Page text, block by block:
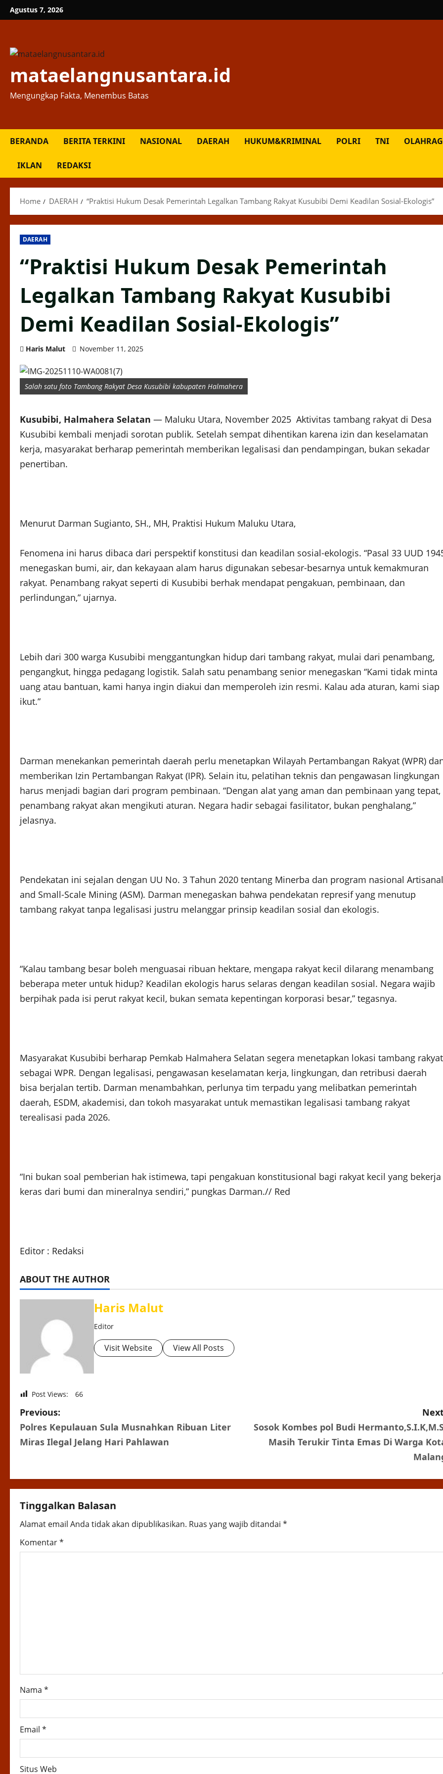
Skip
to
Agustus 7, 2026
mataelangnusantara.id
Mengungkap Fakta, Menembus Batas
BERANDA BERITA TERKINI NASIONAL DAERAH HUKUM&KRIMINAL POLRI TNI
IKLAN REDAKSI
Home DAERAH “Praktisi Hukum Desak Pemerintah Legalkan Tambang Rakyat Kusubibi Demi Keadilan Sosial-Ekologis”
DAERAH
“Praktisi Hukum Desak Pemerintah
Legalkan Tambang Rakyat Kusubibi
Demi Keadilan Sosial-Ekologis”
Haris Malut November 11, 2025
Salah satu foto Tambang Rakyat Desa Kusubibi kabupaten Halmahera
Kusubibi, Halmahera Selatan — Maluku Utara, November 2025 Aktivitas tambang rakyat di Desa
Kusubibi kembali menjadi sorotan publik. Setelah sempat dihentikan karena izin dan keselamatan
kerja, masyarakat berharap pemerintah memberikan legalisasi dan pendampingan, bukan sekadar
penertiban.
Menurut Darman Sugianto, SH., MH, Praktisi Hukum Maluku Utara,
Fenomena ini harus dibaca dari perspektif konstitusi dan keadilan sosial-ekologis. “Pasal 33 UUD
menegaskan bumi, air, dan kekayaan alam harus digunakan sebesar-besarnya untuk kemakmuran
rakyat. Penambang rakyat seperti di Kusubibi berhak mendapat pengakuan, pembinaan, dan
perlindungan,” ujarnya.
Lebih dari 300 warga Kusubibi menggantungkan hidup dari tambang rakyat, mulai dari penambang,
pengangkut, hingga pedagang logistik. Salah satu penambang senior menegaskan “Kami tidak minta
uang atau bantuan, kami hanya ingin diakui dan memperoleh izin resmi. Kalau ada aturan, kami siap
ikut.”
Darman menekankan pemerintah daerah perlu menetapkan Wilayah Pertambangan Rakyat (WPR)
memberikan Izin Pertambangan Rakyat (IPR). Selain itu, pelatihan teknis dan pengawasan lingkungan
harus menjadi bagian dari program pembinaan. “Dengan alat yang aman dan pembinaan yang tepat,
penambang rakyat akan mengikuti aturan. Negara hadir sebagai fasilitator, bukan penghalang,”
jelasnya.
Pendekatan ini sejalan dengan UU No. 3 Tahun 2020 tentang Minerba dan program nasional Artisanal
and Small-Scale Mining (ASM). Darman menegaskan bahwa pendekatan represif yang menutup
tambang rakyat tanpa legalisasi justru melanggar prinsip keadilan sosial dan ekologis.
“Kalau tambang besar boleh menguasai ribuan hektare, mengapa rakyat kecil dilarang menambang
beberapa meter untuk hidup? Keadilan ekologis harus selaras dengan keadilan sosial. Negara wajib
berpihak pada isi perut rakyat kecil, bukan semata kepentingan korporasi besar,” tegasnya.
Masyarakat Kusubibi berharap Pemkab Halmahera Selatan segera menetapkan lokasi tambang rakyat
sebagai WPR. Dengan legalisasi, pengawasan keselamatan kerja, lingkungan, dan retribusi daerah
bisa berjalan tertib. Darman menambahkan, perlunya tim terpadu yang melibatkan pemerintah
daerah, ESDM, akademisi, dan tokoh masyarakat untuk memastikan legalisasi tambang rakyat
terealisasi pada 2026.
“Ini bukan soal pemberian hak istimewa, tapi pengakuan konstitusional bagi rakyat kecil yang bekerja
keras dari bumi dan mineralnya sendiri,” pungkas Darman.// Red
Editor : Redaksi
ABOUT THE AUTHOR
Haris Malut
Editor
Visit Website View All Posts
Post Views: 66
P
o
t
n
a
v
n
Previous:
Polres Kepulauan Sula Musnahkan Ribuan Liter
Miras Ilegal Jelang Hari Pahlawan
Sosok Kombes pol Budi
Masih Terukir Tinta Emas Di Warga
Tinggalkan Balasan
Alamat email Anda tidak akan dipublikasikan. Ruas yang wajib ditandai *
Komentar*
Nama *
Email *
Situs Web